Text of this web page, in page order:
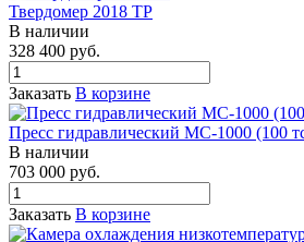
Твердомер 2018 ТР
В наличии
328 400 руб.
Заказать В корзине
Пресс гидравлический МС-1000 (100
В наличии
703 000 руб.
Заказать В корзине